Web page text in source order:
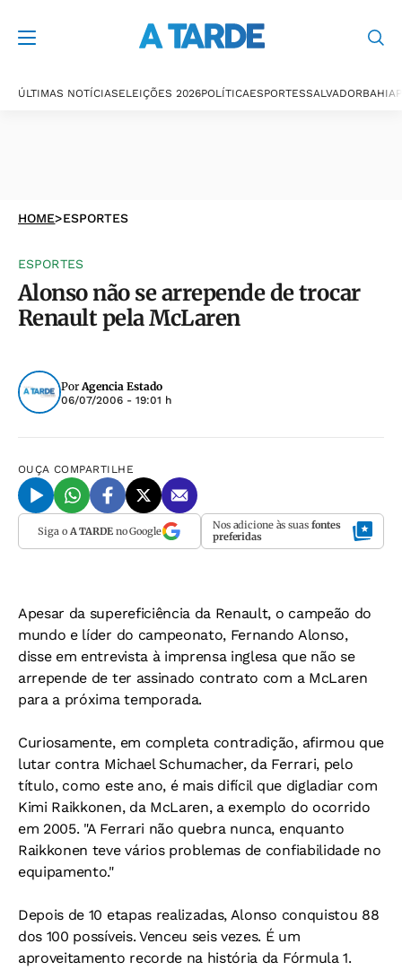
ÚLTIMAS NOTÍCIASELEIÇÕES 2026POLÍTICAESPORTESSALVADORBAHIA
HOME>ESPORTES
ESPORTES
Alonso não se arrepende de trocar
Renault pela McLaren
PorAgencia Estado
06/07/2006 - 19:01 h
OUÇA COMPARTILHE
Siga o A TARDEno Google Nos adicione às suas fontes
preferidas
Apesar da supereficiência da Renault, o campeão do
mundo e líder do campeonato, Fernando Alonso,
disse em entrevista à imprensa inglesa que não se
arrepende de ter assinado contrato com a McLaren
para a próxima temporada.
Curiosamente, em completa contradição, afirmou que
lutar contra Michael Schumacher, da Ferrari, pelo
título, como este ano, é mais difícil que digladiar com
Kimi Raikkonen, da McLaren, a exemplo do ocorrido
em 2005. "A Ferrari não quebra nunca, enquanto
Raikkonen teve vários problemas de confiabilidade no
equipamento."
Depois de 10 etapas realizadas, Alonso conquistou 88
dos 100 possíveis. Venceu seis vezes. É um
aproveitamento recorde na história da Fórmula 1.